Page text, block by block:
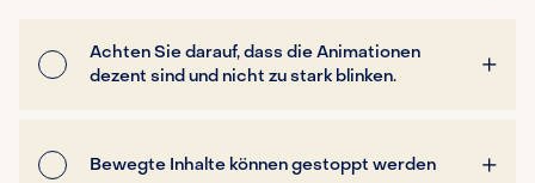
Achten Sie darauf, dass die Animationen
dezent sind und nicht zu stark blinken.
Bewegte Inhalte können gestoppt werden